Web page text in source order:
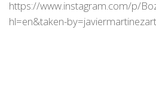
https://www.instagram.com/p/
hl=en&taken-